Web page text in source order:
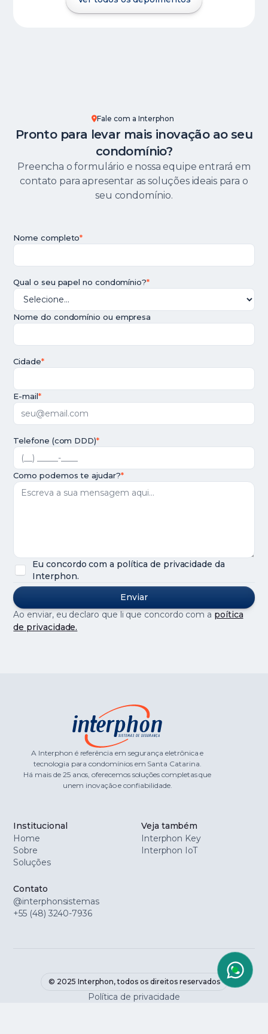
Fale com a Interphon
Pronto para levar mais inovação ao seu
condomínio?
Preencha o formulário e nossa equipe entrará em
contato para apresentar as soluções ideais para o
seu condomínio.
Nome completo*
Qual o seu papel no condomínio?*
Nome do condomínio ou empresa
Cidade*
E-mail*
Telefone (com DDD)*
Como podemos te ajudar?*
Eu concordo com a política de privacidade da
Interphon.
Ao enviar, eu declaro que li que concordo com a poítica
de privacidade.
A Interphon é referência em segurança eletrônica e
tecnologia para condomínios em Santa Catarina.
Há mais de 25 anos, oferecemos soluções completas que
unem inovação e confiabilidade.
Institucional
Home
Sobre
Soluções
Veja também
Interphon Key
Interphon IoT
Contato
@interphonsistemas
+55 (48) 3240-7936
© 2025 Interphon, todos os direitos reservados
Política de privacidade